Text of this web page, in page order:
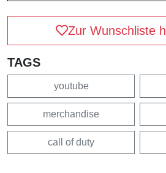
Zur Wunschliste
TAGS
youtube
merchandise
call of duty